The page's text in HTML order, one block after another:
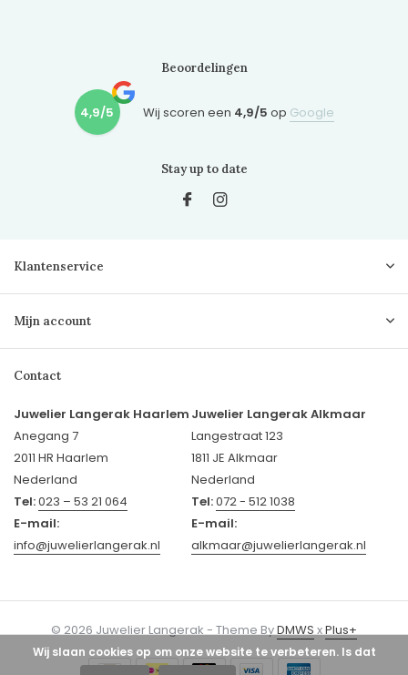
Beoordelingen
4,9/5 Wij scoren een 4,9/5 op Google
Stay up to date
Klantenservice
Mijn account
Contact
Juwelier Langerak Haarlem
Anegang 7
2011 HR Haarlem
Nederland
Tel:023 – 53 21 064
E-mail:
info@juwelierlangerak.nl
Juwelier Langerak Alkmaar
Langestraat 123
1811 JE Alkmaar
Nederland
Tel:072 - 512 1038
E-mail:
alkmaar@juwelierlangerak.nl
© 2026 Juwelier Langerak - Theme ByDMWSxPlus+
Wij slaan cookies op om onze website te verbeteren. Is dat